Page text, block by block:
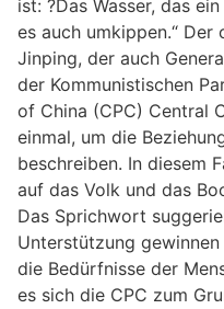
ist: ?Das Wasser, das
es auch umkippen.“ Der
Jinping, der auch
der Kommunistischen
of China (CPC) Central
einmal, um die
beschreiben. In diesem
auf das Volk und das
Das Sprichwort
Unterstützung
die Bedürfnisse der
es sich die CPC zum